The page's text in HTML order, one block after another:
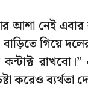
নেই এবার
বাড়িতে গিয়ে
করেও ব্যর্থতা